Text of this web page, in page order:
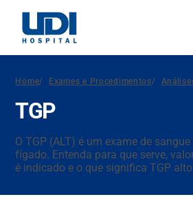
Home/ Exames e Procedimentos/
TGP
O TGP (ALT) é um exame de
fígado. Entenda para que serve,
é indicado e o que significa TGP